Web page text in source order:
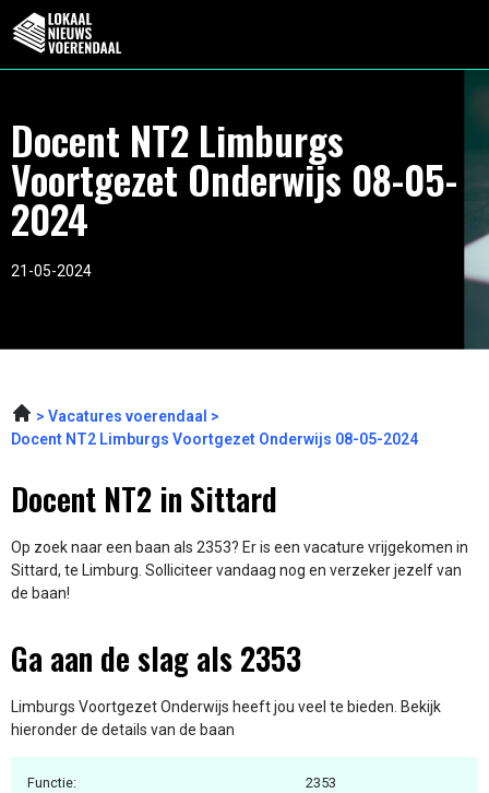
Docent NT2 Limburgs
Voortgezet Onderwijs 08-05-
2024
21-05-2024
Vacatures voerendaal
Docent NT2 Limburgs Voortgezet Onderwijs 08-05-2024
Docent NT2 in Sittard
Op zoek naar een baan als 2353? Er is een vacature vrijgekomen in
Sittard, te Limburg. Solliciteer vandaag nog en verzeker jezelf van
de baan!
Ga aan de slag als 2353
Limburgs Voortgezet Onderwijs heeft jou veel te bieden. Bekijk
hieronder de details van de baan
Functie: 2353